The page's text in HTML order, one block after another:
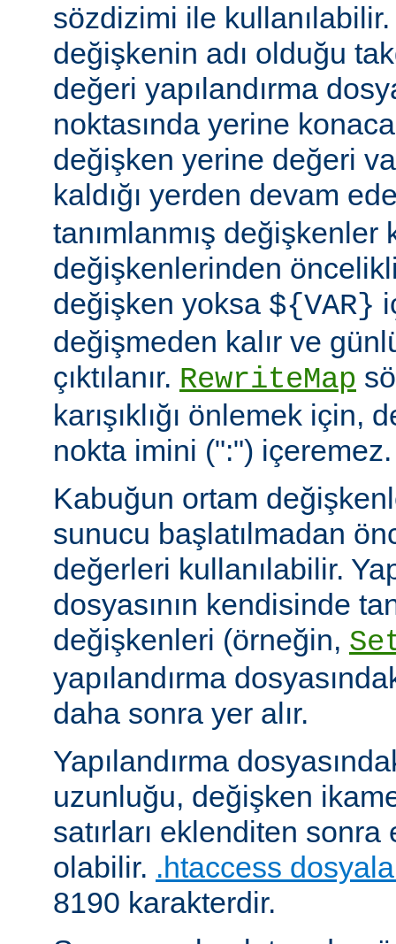
sözdizimi ile
değişkenin adı olduğu
değeri yapılandırma
noktasında yerine
değişken yerine değeri
kaldığı yerden devam
tanımlanmış değişkenler
değişkenlerinden
değişken yoksa ${VAR}
değişmeden kalır ve
çıktılanır. RewriteMap
karışıklığı önlemek için,
nokta imini (":") içeremez.
Kabuğun ortam
sunucu başlatılmadan
değerleri kullanılabilir.
dosyasının kendisinde
değişkenleri (örneğin,
yapılandırma
daha sonra yer alır.
Yapılandırma
uzunluğu, değişken
satırları eklenditen
olabilir. .htaccess
8190 karakterdir.